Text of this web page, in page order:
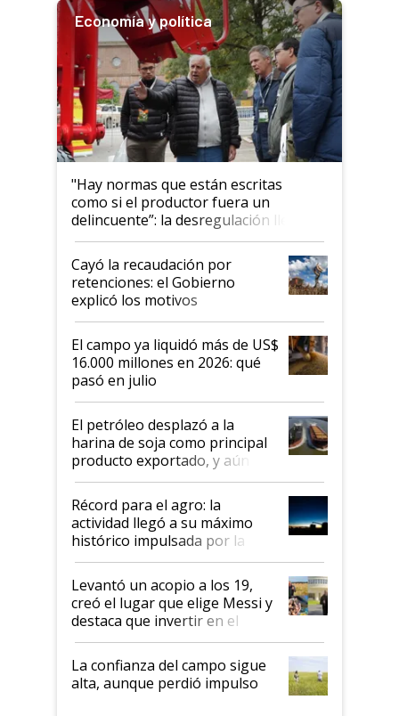
Economía y política
"Hay normas que están escritas
como si el productor fuera un
delincuente”: la desregulación llegó
al Congreso Aapresid y hasta se
habló del financiamiento al IPCVA
Cayó la recaudación por
retenciones: el Gobierno
explicó los motivos
El campo ya liquidó más de US$
16.000 millones en 2026: qué
pasó en julio
El petróleo desplazó a la
harina de soja como principal
producto exportado, y aún así
el agro aportó casi seis de cada
diez dólares y sostuvo el
liderazgo en un semestre
récord
Récord para el agro: la
actividad llegó a su máximo
histórico impulsada por la
cosecha y las exportaciones
Levantó un acopio a los 19,
creó el lugar que elige Messi y
destaca que invertir en el
kirchnerismo era como "darle
plata a un hijo para droga":
Juan Félix Rossetti, el libertario
que de una dura crisis salió
La confianza del campo sigue
alta, aunque perdió impulso